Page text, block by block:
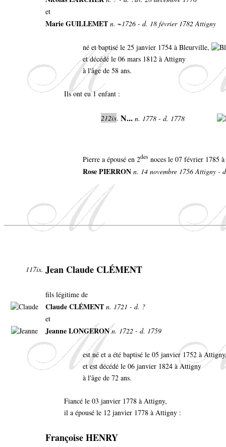
et
Marie GUILLEMET n. ~1726 - d. 18 février 1782 Attigny
né et baptisé le 25 janvier 1754 à Bleurville,
et décédé le 06 mars 1812 à Attigny
à l'âge de 58 ans.
Ils ont eu 1 enfant :
212ix. N... n. 1778 - d. 1778
Pierre a épousé en 2des noces le 07 février 1785
Rose PIERRON n. 14 novembre 1756 Attigny -
117ix. Jean Claude CLÉMENT
fils légitime de
Claude CLÉMENT n. 1721 - d. ?
et
Jeanne LONGERONn. 1722 - d. 1759
est né et a été baptisé le 05 janvier 1752 à
et est décédé le 06 janvier 1824 à Attigny
à l'âge de 72 ans.
Fiancé le 03 janvier 1778 à Attigny,
il a épousé le 12 janvier 1778 à Attigny :
Françoise HENRY